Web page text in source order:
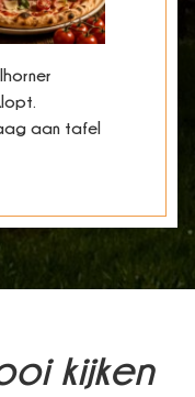
aan tafel
kijken